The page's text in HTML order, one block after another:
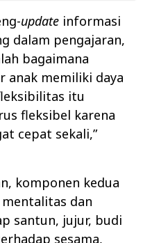
update informasi
dalam pengajaran,
bagaimana
anak memiliki daya
itu
fleksibel karena
cepat sekali,”
komponen kedua
dan
santun, jujur, budi
sesama,